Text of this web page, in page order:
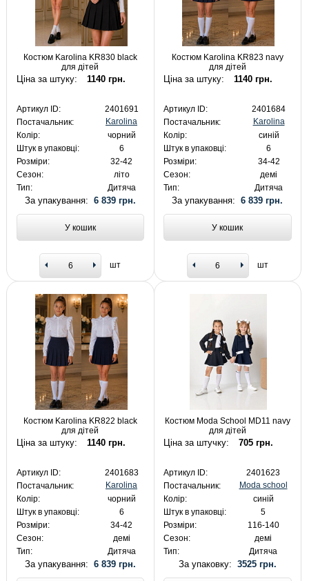
Костюм Karolina KR830 black
для дітей
Ціна за штуку: 1140 грн.
Артикул ID:
2401691
Постачальник:
Karolina
Колір:
чорний
Штук в упаковці:
6
Розміри:
32-42
Сезон:
літо
Тип:
Дитяча
За упакування: 6 839 грн.
У кошик
шт
Костюм Karolina KR823 navy
для дітей
Ціна за штуку: 1140 грн.
Артикул ID:
2401684
Постачальник:
Karolina
Колір:
синій
Штук в упаковці:
6
Розміри:
34-42
Сезон:
демі
Тип:
Дитяча
За упакування:6 839 грн.
У кошик
шт
Костюм Karolina KR822 black
для дітей
Ціна за штуку: 1140 грн.
Артикул ID:
2401683
Постачальник:
Karolina
Колір:
чорний
Штук в упаковці:
6
Розміри:
34-42
Сезон:
демі
Тип:
Дитяча
За упакування: 6 839 грн.
Костюм Moda School MD11 navy
для дітей
Ціна за штучку: 705 грн.
Артикул ID:
2401623
Постачальник:
Moda school
Колір:
синій
Штук в упаковці:
5
Розміри:
116-140
Сезон:
демі
Тип:
Дитяча
За упаковку: 3525 грн.